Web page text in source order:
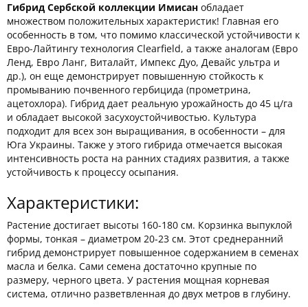
Гибрид Сербской коллекции Имисан обладает
множеством положительных характеристик! Главная его
особенность в том, что помимо классической устойчивости к
Евро-Лайтингу технология Clearfield, а также аналогам (Евро
Ленд, Евро Ланг, Виталайт, Импекс Дуо, Девайс ультра и
др.), он еще демонстрирует повышенную стойкость к
промыванию почвенного гербицида (прометрина,
ацетохлора). Гибрид дает реальную урожайность до 45 ц/га
и обладает высокой засухоустойчивостью. Культура
подходит для всех зон выращивания, в особенности – для
Юга Украины. Также у этого гибрида отмечается высокая
интенсивность роста на ранних стадиях развития, а также
устойчивость к процессу осыпания.
Характеристики:
Растение достигает высоты 160-180 см. Корзинка выпуклой
формы, тонкая – диаметром 20-23 см. Этот среднеранний
гибрид демонстрирует повышенное содержанием в семенах
масла и белка. Сами семена достаточно крупные по
размеру, черного цвета. У растения мощная корневая
система, отлично разветвленная до двух метров в глубину.